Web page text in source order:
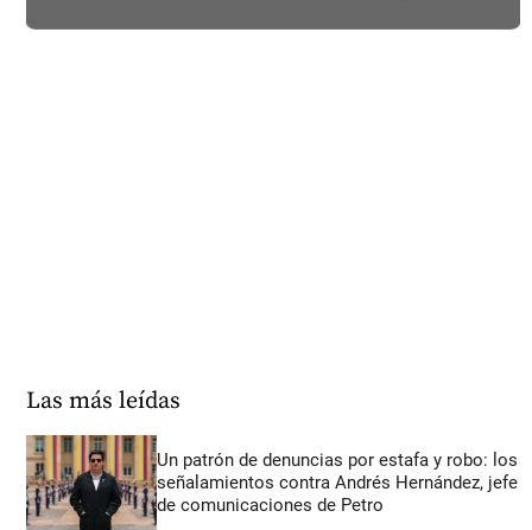
Las más leídas
Un patrón de denuncias por estafa y robo: los
señalamientos contra Andrés Hernández, jefe
de comunicaciones de Petro